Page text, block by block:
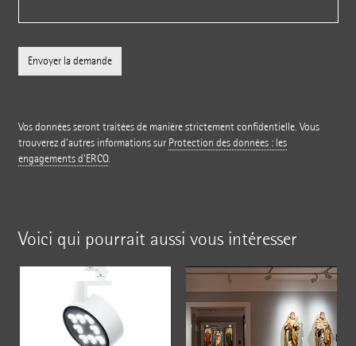
Vos données seront traitées de manière strictement confidentielle. Vous
trouverez d'autres informations sur Protection des données : les
engagements d'ERCO.
Voici qui pourrait aussi vous intéresser